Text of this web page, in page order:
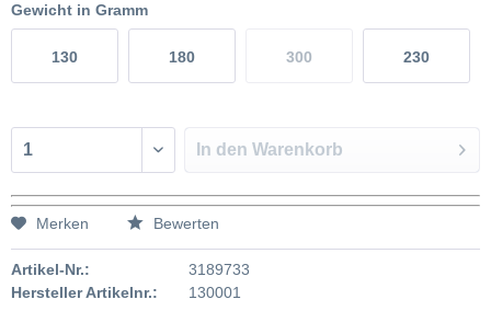
Gewicht in Gramm
130 180 300 230
In den Warenkorb
Merken Bewerten
Artikel-Nr.:
3189733
Hersteller Artikelnr.:
130001